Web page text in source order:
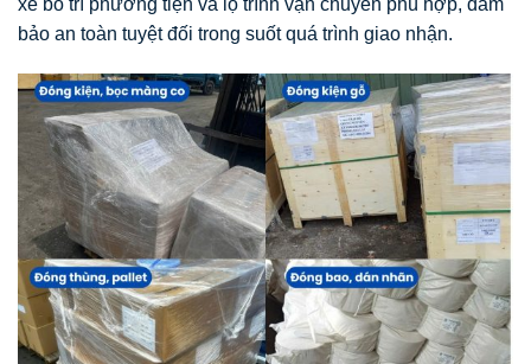
xe bố trí phương tiện và lộ trình vận chuyển phù hợp, đảm
bảo an toàn tuyệt đối trong suốt quá trình giao nhận.